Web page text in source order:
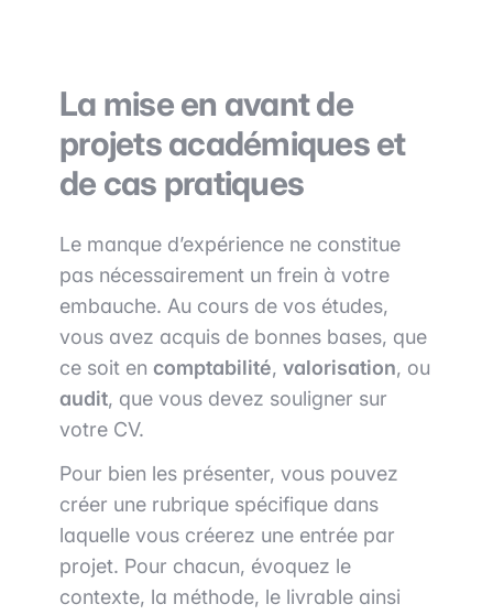
La mise en avant de
projets académiques et
de cas pratiques
Le manque d’expérience ne constitue
pas nécessairement un frein à votre
embauche. Au cours de vos études,
vous avez acquis de bonnes bases, que
ce soit en comptabilité, valorisation, ou
audit, que vous devez souligner sur
votre CV.
Pour bien les présenter, vous pouvez
créer une rubrique spécifique dans
laquelle vous créerez une entrée par
projet. Pour chacun, évoquez le
contexte, la méthode, le livrable ainsi